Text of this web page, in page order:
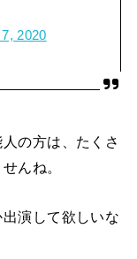
2020
の方は、たくさ
んね。
演して欲しいな